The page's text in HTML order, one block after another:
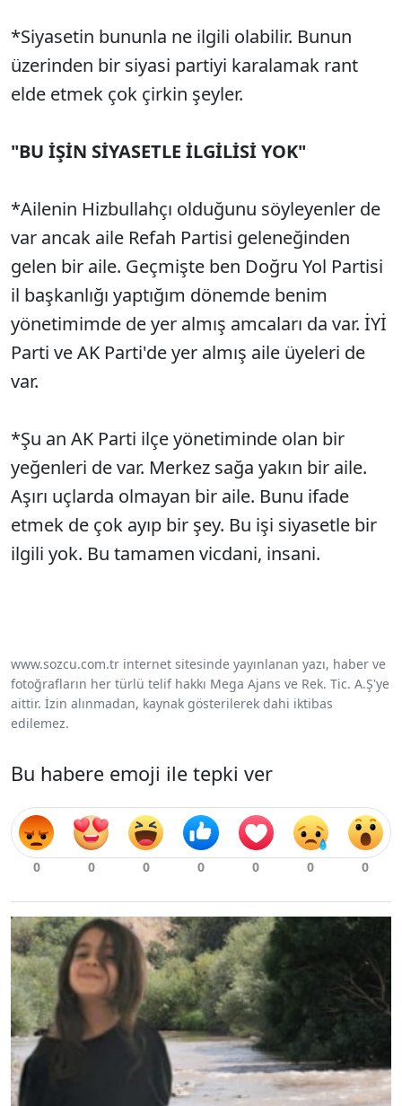
*Siyasetin bununla ne ilgili olabilir. Bunun
üzerinden bir siyasi partiyi karalamak rant
elde etmek çok çirkin şeyler.
"BU İŞİN SİYASETLE İLGİLİSİ YOK"
*Ailenin Hizbullahçı olduğunu söyleyenler de
var ancak aile Refah Partisi geleneğinden
gelen bir aile. Geçmişte ben Doğru Yol Partisi
il başkanlığı yaptığım dönemde benim
yönetimimde de yer almış amcaları da var. İYİ
Parti ve AK Parti'de yer almış aile üyeleri de
var.
*Şu an AK Parti ilçe yönetiminde olan bir
yeğenleri de var. Merkez sağa yakın bir aile.
Aşırı uçlarda olmayan bir aile. Bunu ifade
etmek de çok ayıp bir şey. Bu işi siyasetle bir
ilgili yok. Bu tamamen vicdani, insani.
www.sozcu.com.tr internet sitesinde yayınlanan yazı, haber ve
fotoğrafların her türlü telif hakkı Mega Ajans ve Rek. Tic. A.Ş'ye
aittir. İzin alınmadan, kaynak gösterilerek dahi iktibas
edilemez.
Bu habere emoji ile tepki ver